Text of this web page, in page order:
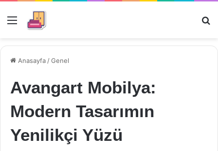
Menü
Anasayfa /Genel
Avangart Mobilya:
Modern Tasarımın
Yenilikçi Yüzü